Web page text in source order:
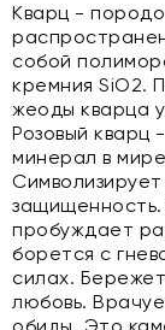
Кварц -
собой
кремния SiO2.
жеоды кварца
Розовый кварц
минерал в
защищенность.
пробуждает
борется с
силах.
любовь.